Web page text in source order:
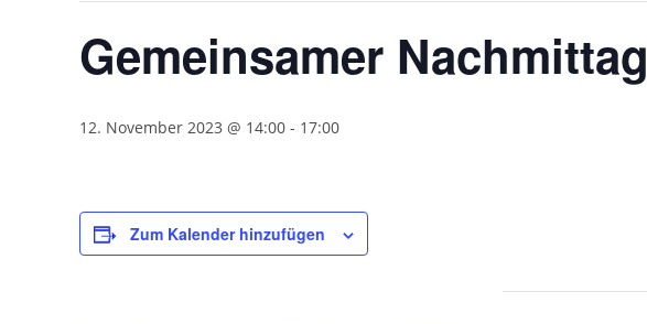
Gemeinsamer Nachmittag
12. November 2023 @ 14:00 - 17:00
Zum Kalender hinzufügen